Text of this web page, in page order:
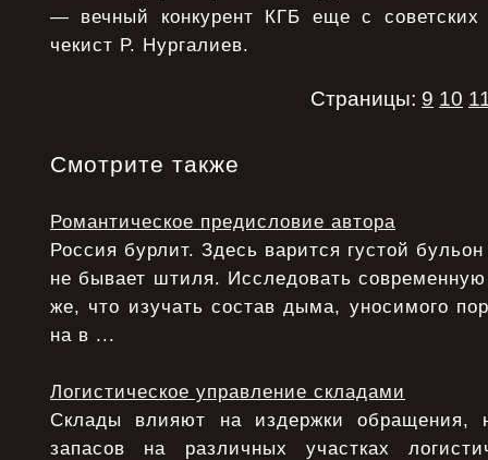
— вечный конкурент КГБ еще с советских
чекист Р. Нургалиев.
Страницы: 9 10
Смотрите также
Романтическое предисловие автора
Россия бурлит. Здесь варится густой
не бывает штиля. Исследовать
же, что изучать состав дыма, уносимого
на в ...
Логистическое управление складами
Склады влияют на издержки обращения,
запасов на различных участках